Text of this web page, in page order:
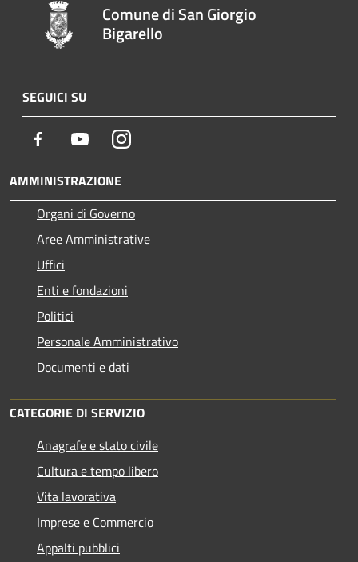
Comune di San Giorgio
Bigarello
SEGUICI SU
Facebook YoutubeInstagram
AMMINISTRAZIONE
Organi di Governo
Aree Amministrative
Uffici
Enti e fondazioni
Politici
Personale Amministrativo
Documenti e dati
CATEGORIE DI SERVIZIO
Anagrafe e stato civile
Cultura e tempo libero
Vita lavorativa
Imprese e Commercio
Appalti pubblici